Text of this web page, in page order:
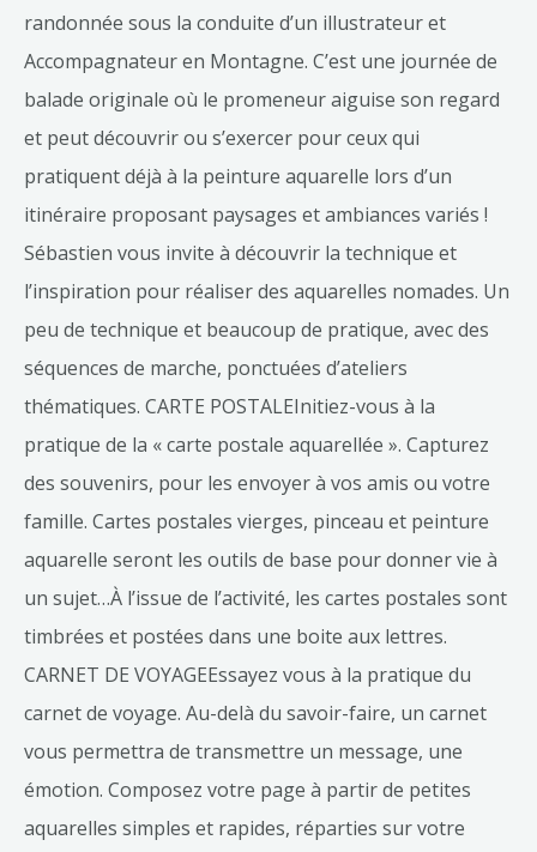
randonnée sous la conduite d’un illustrateur et
Accompagnateur en Montagne. C’est une journée de
balade originale où le promeneur aiguise son regard
et peut découvrir ou s’exercer pour ceux qui
pratiquent déjà à la peinture aquarelle lors d’un
itinéraire proposant paysages et ambiances variés !
Sébastien vous invite à découvrir la technique et
l’inspiration pour réaliser des aquarelles nomades. Un
peu de technique et beaucoup de pratique, avec des
séquences de marche, ponctuées d’ateliers
thématiques. CARTE POSTALEInitiez-vous à la
pratique de la « carte postale aquarellée ». Capturez
des souvenirs, pour les envoyer à vos amis ou votre
famille. Cartes postales vierges, pinceau et peinture
aquarelle seront les outils de base pour donner vie à
un sujet…À l’issue de l’activité, les cartes postales sont
timbrées et postées dans une boite aux lettres.
CARNET DE VOYAGEEssayez vous à la pratique du
carnet de voyage. Au-delà du savoir-faire, un carnet
vous permettra de transmettre un message, une
émotion. Composez votre page à partir de petites
aquarelles simples et rapides, réparties sur votre